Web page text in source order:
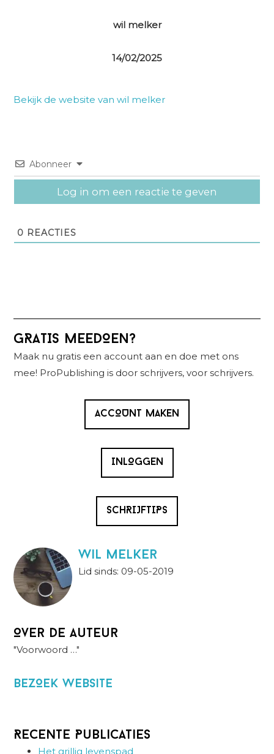
wil melker
14/02/2025
Bekijk de website van wil melker
Abonneer
Log in om een reactie te geven
0 REACTIES
Primaire
Sidebar
GRATIS MEEDOEN?
Maak nu gratis een account aan en doe met ons
mee! ProPublishing is door schrijvers, voor schrijvers.
ACCOUNT MAKEN
INLOGGEN
SCHRIJFTIPS
wil melker
Lid sinds: 09-05-2019
Over de auteur
"Voorwoord …"
BezOek website
Recente Publicaties
Het grillig levenspad